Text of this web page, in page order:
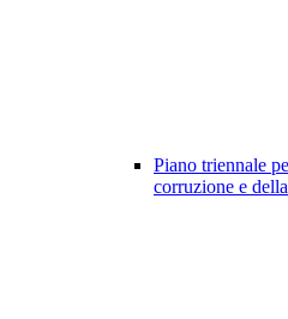
Piano triennale
corruzione e